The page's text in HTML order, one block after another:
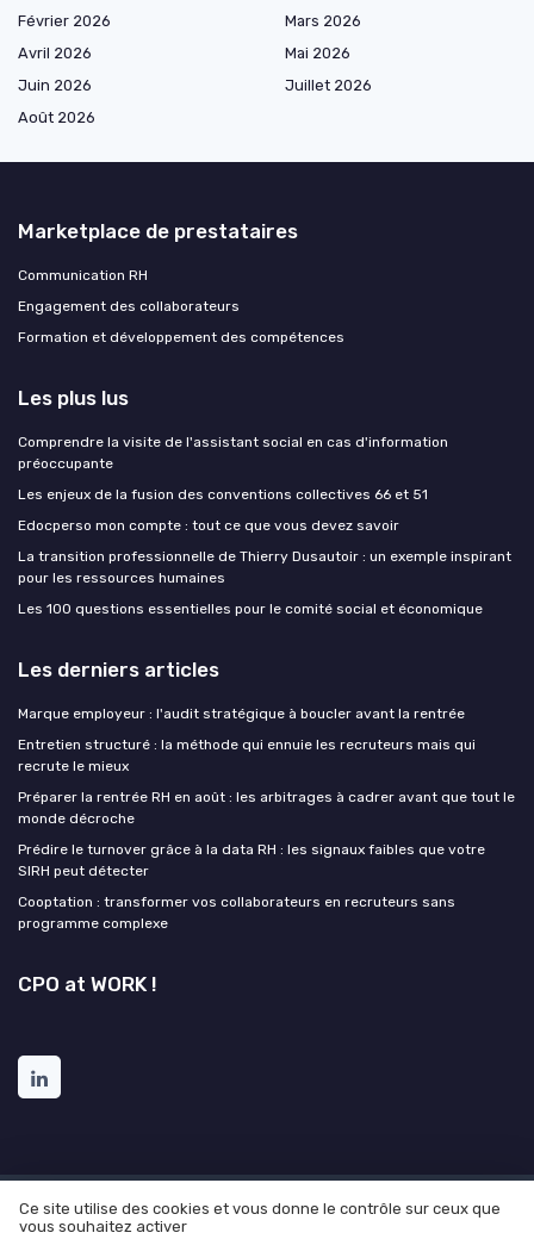
Février 2026
Mars 2026
Avril 2026
Mai 2026
Juin 2026
Juillet 2026
Août 2026
Marketplace de prestataires
Communication RH
Engagement des collaborateurs
Formation et développement des compétences
Les plus lus
Comprendre la visite de l'assistant social en cas d'information
préoccupante
Les enjeux de la fusion des conventions collectives 66 et 51
Edocperso mon compte : tout ce que vous devez savoir
La transition professionnelle de Thierry Dusautoir : un exemple inspirant
pour les ressources humaines
Les 100 questions essentielles pour le comité social et économique
Les derniers articles
Marque employeur : l'audit stratégique à boucler avant la rentrée
Entretien structuré : la méthode qui ennuie les recruteurs mais qui
recrute le mieux
Préparer la rentrée RH en août : les arbitrages à cadrer avant que tout le
monde décroche
Prédire le turnover grâce à la data RH : les signaux faibles que votre
SIRH peut détecter
Cooptation : transformer vos collaborateurs en recruteurs sans
programme complexe
CPO at WORK !
Mentions légales Politique de confidentialité
Grande
Ce site utilise des cookies et vous donne le contrôle sur ceux que
vous souhaitez activer